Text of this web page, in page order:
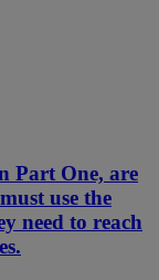
Part One, are
use the
need to reach